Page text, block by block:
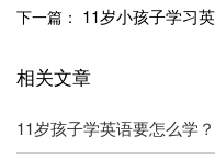
下一篇： 11岁小孩子学习
相关文章
11岁孩子学英语要怎么学？